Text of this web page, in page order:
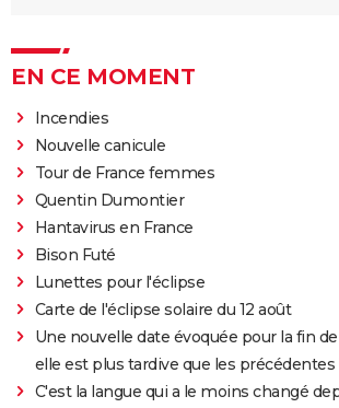
EN CE MOMENT
Incendies
Nouvelle canicule
Tour de France femmes
Quentin Dumontier
Hantavirus en France
Bison Futé
Lunettes pour l'éclipse
Carte de l'éclipse solaire du 12 août
Une nouvelle date évoquée pour la fin
elle est plus tardive que les précédentes
C'est la langue qui a le moins changé